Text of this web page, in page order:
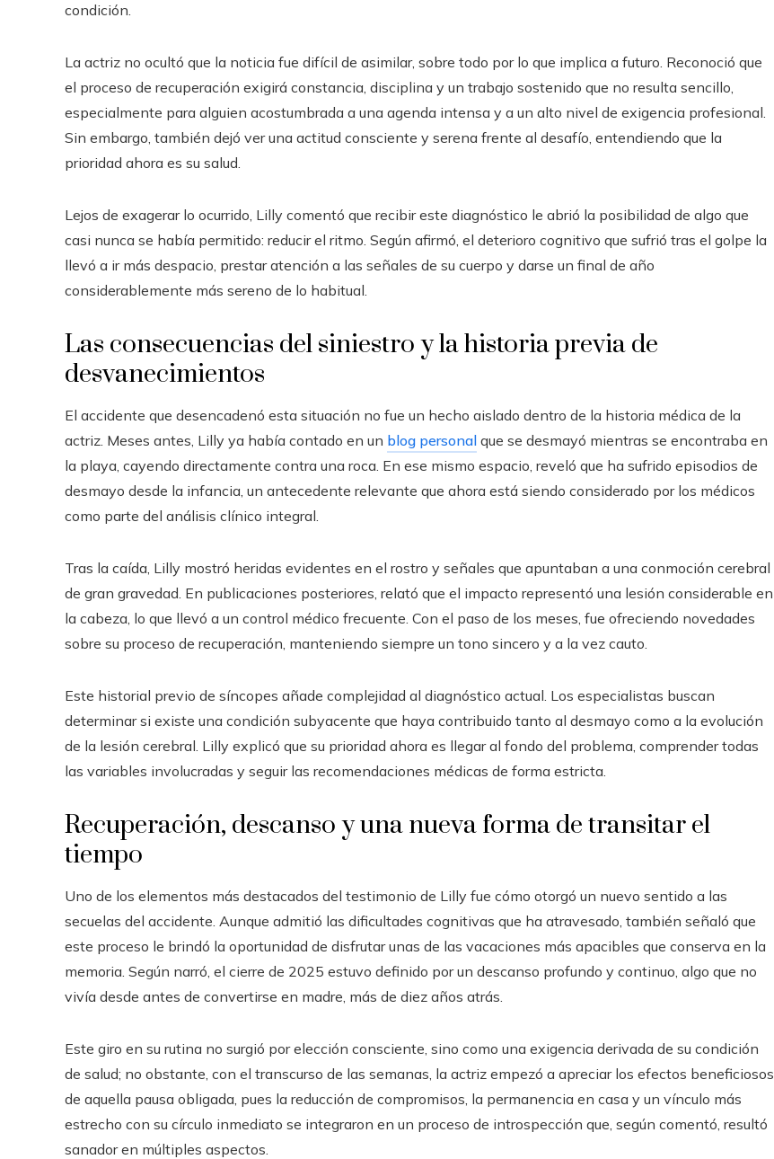
condición.
La actriz no ocultó que la noticia fue difícil de asimilar, sobre todo por lo que implica a futuro. Reconoció que
el proceso de recuperación exigirá constancia, disciplina y un trabajo sostenido que no resulta sencillo,
especialmente para alguien acostumbrada a una agenda intensa y a un alto nivel de exigencia profesional.
Sin embargo, también dejó ver una actitud consciente y serena frente al desafío, entendiendo que la
prioridad ahora es su salud.
Lejos de exagerar lo ocurrido, Lilly comentó que recibir este diagnóstico le abrió la posibilidad de algo que
casi nunca se había permitido: reducir el ritmo. Según afirmó, el deterioro cognitivo que sufrió tras el golpe la
llevó a ir más despacio, prestar atención a las señales de su cuerpo y darse un final de año
considerablemente más sereno de lo habitual.
Las consecuencias del siniestro y la historia previa de
desvanecimientos
El accidente que desencadenó esta situación no fue un hecho aislado dentro de la historia médica de la
actriz. Meses antes, Lilly ya había contado en un blog personal que se desmayó mientras se encontraba en
la playa, cayendo directamente contra una roca. En ese mismo espacio, reveló que ha sufrido episodios de
desmayo desde la infancia, un antecedente relevante que ahora está siendo considerado por los médicos
como parte del análisis clínico integral.
Tras la caída, Lilly mostró heridas evidentes en el rostro y señales que apuntaban a una conmoción cerebral
de gran gravedad. En publicaciones posteriores, relató que el impacto representó una lesión considerable en
la cabeza, lo que llevó a un control médico frecuente. Con el paso de los meses, fue ofreciendo novedades
sobre su proceso de recuperación, manteniendo siempre un tono sincero y a la vez cauto.
Este historial previo de síncopes añade complejidad al diagnóstico actual. Los especialistas buscan
determinar si existe una condición subyacente que haya contribuido tanto al desmayo como a la evolución
de la lesión cerebral. Lilly explicó que su prioridad ahora es llegar al fondo del problema, comprender todas
las variables involucradas y seguir las recomendaciones médicas de forma estricta.
Recuperación, descanso y una nueva forma de transitar el
tiempo
Uno de los elementos más destacados del testimonio de Lilly fue cómo otorgó un nuevo sentido a las
secuelas del accidente. Aunque admitió las dificultades cognitivas que ha atravesado, también señaló que
este proceso le brindó la oportunidad de disfrutar unas de las vacaciones más apacibles que conserva en la
memoria. Según narró, el cierre de 2025 estuvo definido por un descanso profundo y continuo, algo que no
vivía desde antes de convertirse en madre, más de diez años atrás.
Este giro en su rutina no surgió por elección consciente, sino como una exigencia derivada de su condición
de salud; no obstante, con el transcurso de las semanas, la actriz empezó a apreciar los efectos beneficiosos
de aquella pausa obligada, pues la reducción de compromisos, la permanencia en casa y un vínculo más
estrecho con su círculo inmediato se integraron en un proceso de introspección que, según comentó, resultó
sanador en múltiples aspectos.